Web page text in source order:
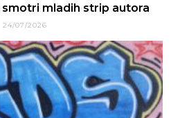
smotri mladih strip autora
24/07/2026